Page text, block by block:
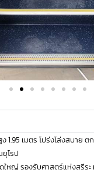
1.95 เมตร โปร่งโล่งสบาย
ยุโรป
ดใหญ่ รองรับศาสตร์แห่งสรีร